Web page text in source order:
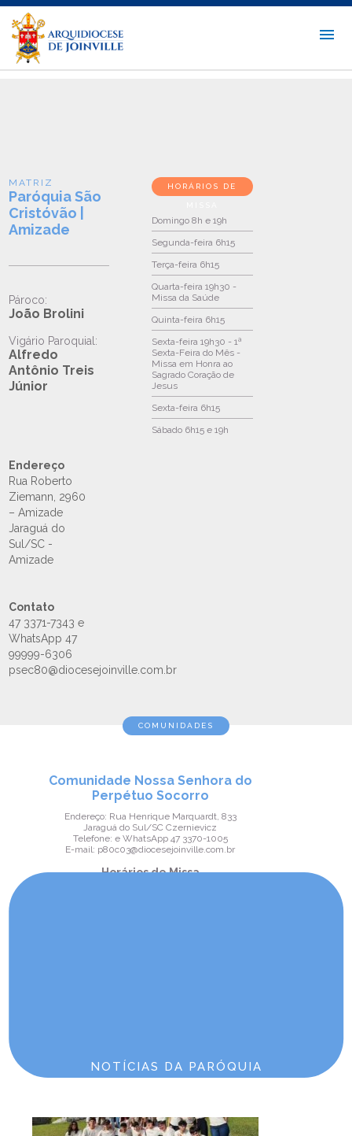
MATRIZ
Paróquia São
Cristóvão |
Amizade
Pároco:
João Brolini
Vigário Paroquial:
Alfredo
Antônio Treis
Júnior
HORÁRIOS DE
Domingo8h e 19h
Segunda-feira 6h15
Terça-feira 6h15
Quarta-feira 19h30 -
Missa da Saúde
Quinta-feira 6h15
Sexta-feira 19h30 - 1ª
Sexta-Feira do Mês -
Missa em Honra ao
Sagrado Coração de
Jesus
Sexta-feira 6h15
Sábado6h15 e 19h
Endereço
Rua Roberto
Ziemann, 2960
– Amizade
Jaraguá do
Sul/SC -
Amizade
Contato
47 3371-7343 e
WhatsApp 47
99999-6306
psec80@diocesejoinville.com.br
COMUNIDADES
Comunidade Nossa Senhora do
Perpétuo Socorro
Endereço: Rua Henrique Marquardt, 833
Jaraguá do Sul/SC Czernievicz
Telefone: e WhatsApp 47 3370-1005
E-mail: p80c03@diocesejoinville.com.br
Horários de Missa
NOTÍCIAS DA PARÓQUIA